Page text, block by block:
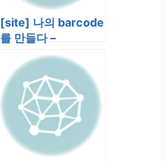
[site] 나의 barcode
를 만들다 –
barcodeart.com